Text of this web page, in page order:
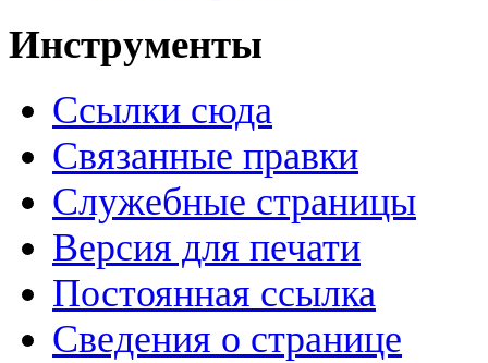
Инструменты
Ссылки сюда
Связанные правки
Служебные страницы
Версия для печати
Постоянная ссылка
Сведения о странице